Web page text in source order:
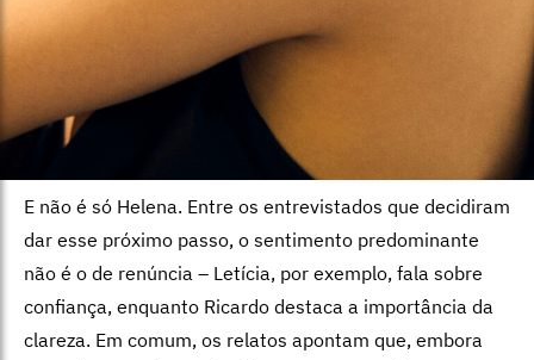
E não é só Helena. Entre os entrevistados que decidiram
dar esse próximo passo, o sentimento predominante
não é o de renúncia – Letícia, por exemplo, fala sobre
confiança, enquanto Ricardo destaca a importância da
clareza. Em comum, os relatos apontam que, embora